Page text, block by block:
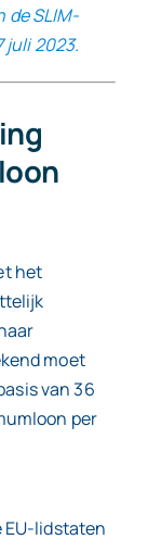
de SLIM-
juli 2023.
het
moet
van 36
per
EU-lidstaten